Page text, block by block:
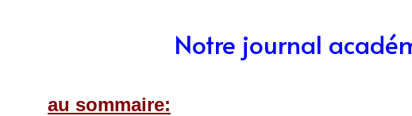
Notre journal
au sommaire: